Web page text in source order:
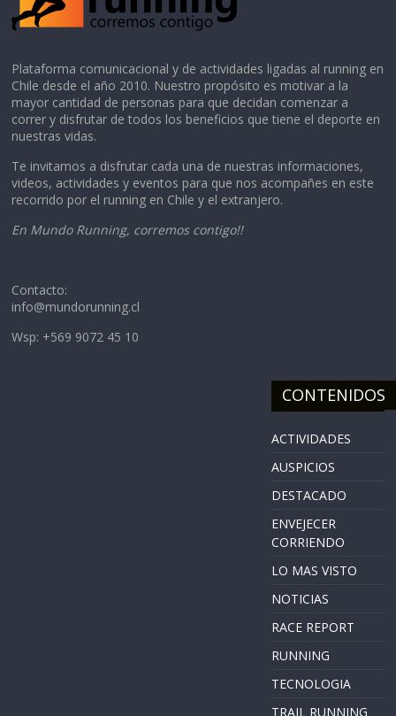
Plataforma comunicacional y de actividades ligadas al running en
Chile desde el año 2010. Nuestro propósito es motivar a la
mayor cantidad de personas para que decidan comenzar a
correr y disfrutar de todos los beneficios que tiene el deporte en
nuestras vidas.
Te invitamos a disfrutar cada una de nuestras informaciones,
videos, actividades y eventos para que nos acompañes en este
recorrido por el running en Chile y el extranjero.
En Mundo Running, corremos contigo!!
Contacto:
info@mundorunning.cl
Wsp: +569 9072 45 10
CONTENIDOS
ACTIVIDADES
AUSPICIOS
DESTACADO
ENVEJECER
CORRIENDO
LO MAS VISTO
NOTICIAS
RACE REPORT
RUNNING
TECNOLOGIA
TRAIL RUNNING